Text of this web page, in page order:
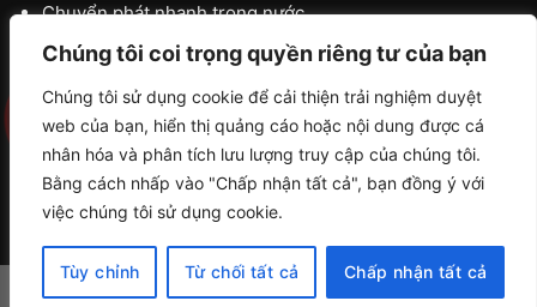
Chúng tôi coi trọng quyền riêng tư của bạn
Chúng tôi sử dụng cookie để cải thiện trải nghiệm duyệt
web của bạn, hiển thị quảng cáo hoặc nội dung được cá
nhân hóa và phân tích lưu lượng truy cập của chúng tôi.
Bằng cách nhấp vào "Chấp nhận tất cả", bạn đồng ý với
việc chúng tôi sử dụng cookie.
Tùy chỉnh Từ chối tất cả Chấp nhận tất cả
Chuyển phát nhanh trong nước
Chuyển phát nhanh quốc tế
Liên vận quốc tế
Logistics vận tải nội địa
Copyright 2026 ©NGHE AN LOGISTICS by ACHAU MEDIA